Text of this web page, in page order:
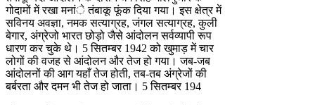
गोदामों में रखा मनांे तंबाकू फूंक दिया गया। इस क्षेत्र में
सविनय अवज्ञा, नमक सत्याग्रह, जंगल सत्याग्रह, कुली
बेगार, अंग्रेजो भारत छोड़ो जैसे आंदोलन सर्वव्यापी रूप
धारण कर चुके थे। 5 सितम्बर 1942 को खुमाड़ में चार
लोगों की वजह से आंदोलन और तेज हो गया। जब-जब
आंदोलनों की आग यहाँ तेज होती, तब-तब अंग्रेजों की
बर्बरता और दमन भी तेज हो जाता। 5 सितम्बर 194